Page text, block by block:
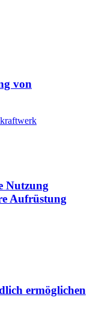
von
Nutzung
Aufrüstung
ermöglichen